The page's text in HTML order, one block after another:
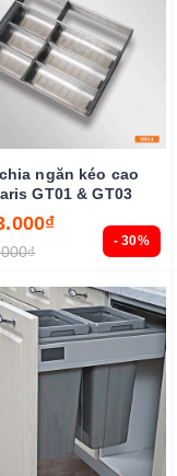
- 30%
ngăn kéo cao
GT01 & GT03